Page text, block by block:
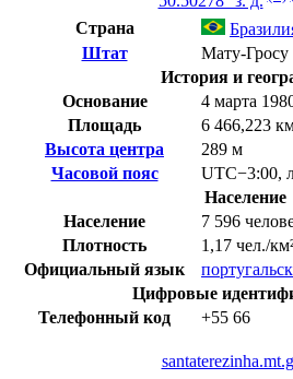
Страна
Штат
Мату-Гросу
История и
Основание
4 марта
Площадь
6 466,223
Высота центра
289 м
Часовой пояс
UTC−3:00,
Население
Население
7 596
Плотность
1,17 чел./
Официальный язык
Цифровые
Телефонный код
+55 66